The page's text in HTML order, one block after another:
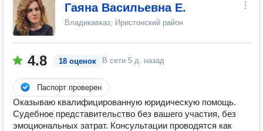
Гаяна Васильевна Е.
Владикавказ, Иристонский район
4.8 18 оценок В сети 5 д. назад
Паспорт проверен
Оказываю квалифицированную юридическую помощь.
Судебное представительство без вашего участия, без
эмоциональных затрат. Консультации проводятся как